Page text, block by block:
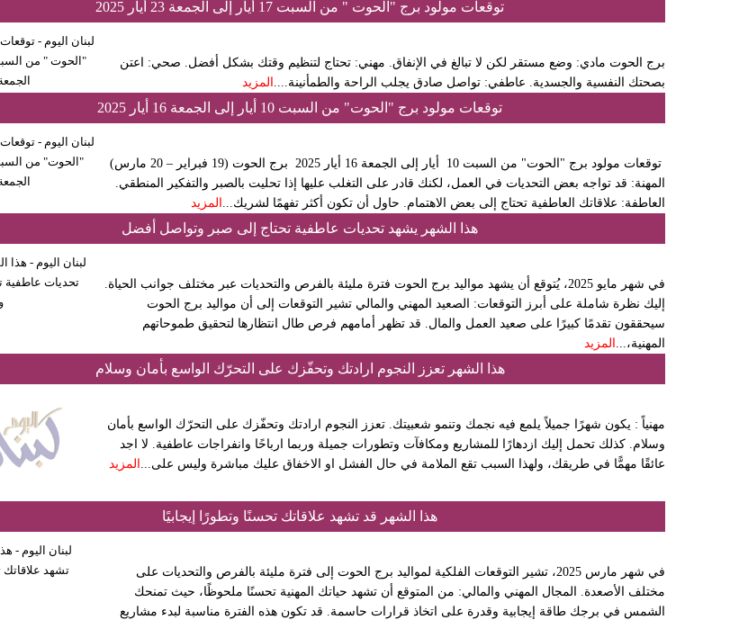
توقعات مولود برج "الحوت " من السبت 17 أيار إلى الجمعة 23 أيار 2025
برج الحوت مادي: وضع مستقر لكن لا تبالغ في الإنفاق. مهني: تحتاج لتنظيم وقتك بشكل أفضل. صحي: اعتن
بصحتك النفسية والجسدية. عاطفي: تواصل صادق يجلب الراحة والطمأنينة.... المزيد
توقعات مولود برج "الحوت" من السبت 10 أيار إلى الجمعة 16 أيار 2025
توقعات مولود برج "الحوت" من السبت 10 أيار إلى الجمعة 16 أيار 2025 برج الحوت (19 فبراير – 20 مارس)
المهنة: قد تواجه بعض التحديات في العمل، لكنك قادر على التغلب عليها إذا تحليت بالصبر والتفكير المنطقي.
العاطفة: علاقاتك العاطفية تحتاج إلى بعض الاهتمام. حاول أن تكون أكثر تفهمًا لشريك... المزيد
هذا الشهر يشهد تحديات عاطفية تحتاج إلى صبر وتواصل أفضل
في شهر مايو 2025، يُتوقع أن يشهد مواليد برج الحوت فترة مليئة بالفرص والتحديات عبر مختلف جوانب الحياة.
إليك نظرة شاملة على أبرز التوقعات:​ الصعيد المهني والمالي تشير التوقعات إلى أن مواليد برج الحوت
سيحققون تقدمًا كبيرًا على صعيد العمل والمال. قد تظهر أمامهم فرص طال انتظارها لتحقيق طموحاتهم
المهنية،... المزيد
هذا الشهر تعزز النجوم ارادتك وتحفّزك على التحرّك الواسع بأمان وسلام
مهنياً : يكون شهرًا جميلاً يلمع فيه نجمك وتنمو شعبيتك. تعزز النجوم ارادتك وتحفّزك على التحرّك الواسع بأمان
وسلام. كذلك تحمل إليك ازدهارًا للمشاريع ومكافآت وتطورات جميلة وربما ارباحًا وانفراجات عاطفية. لا اجد
عائقًا مهمًّا في طريقك، ولهذا السبب تقع الملامة في حال الفشل او الاخفاق عليك مباشرة وليس على... المزيد
هذا الشهر قد تشهد علاقاتك تحسنًا وتطورًا إيجابيًا
في شهر مارس 2025، تشير التوقعات الفلكية لمواليد برج الحوت إلى فترة مليئة بالفرص والتحديات على
مختلف الأصعدة. المجال المهني والمالي: من المتوقع أن تشهد حياتك المهنية تحسنًا ملحوظًا، حيث تمنحك
الشمس في برجك طاقة إيجابية وقدرة على اتخاذ قرارات حاسمة. قد تكون هذه الفترة مناسبة لبدء مشاريع